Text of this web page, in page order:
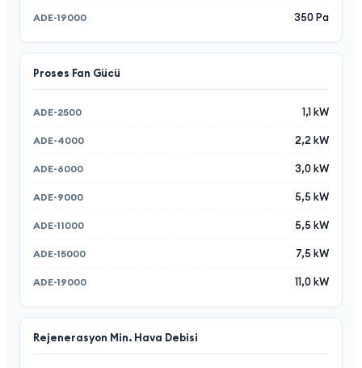
350 Pa
Proses Fan Gücü
1,1 kW
2,2 kW
3,0 kW
5,5 kW
5,5 kW
7,5 kW
11,0 kW
Rejenerasyon Min. Hava Debisi